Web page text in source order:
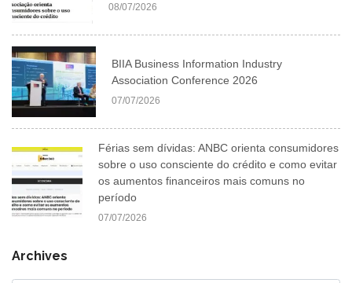
08/07/2026
BIIA Business Information Industry
Association Conference 2026
07/07/2026
Férias sem dívidas: ANBC orienta consumidores
sobre o uso consciente do crédito e como evitar
os aumentos financeiros mais comuns no
período
07/07/2026
Archives